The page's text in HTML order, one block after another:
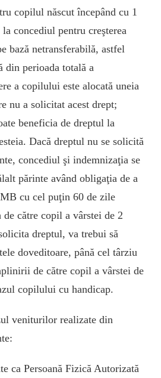
copilul născut începând cu 1
concediul pentru creşterea
bază netransferabilă, astfel
din perioada totală a
a copilului este alocată uneia
nu a solicitat acest drept;
beneficia de dreptul la
Dacă dreptul nu se solicită
concediul şi indemnizaţia se
părinte având obligaţia de a
cu cel puţin 60 de zile
către copil a vârstei de 2
dreptul, va trebui să
doveditoare, până cel târziu
de către copil a vârstei de
copilului cu handicap.
veniturilor realizate din
ca Persoană Fizică Autorizată